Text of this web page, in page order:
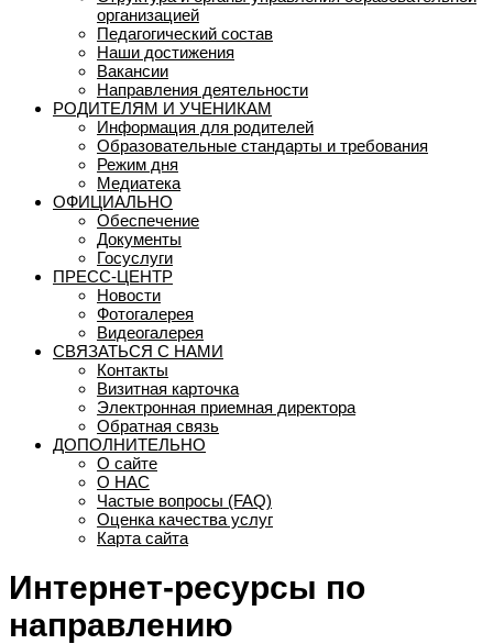
организацией
Педагогический состав
Наши достижения
Вакансии
Направления деятельности
РОДИТЕЛЯМ И УЧЕНИКАМ
Информация для родителей
Образовательные стандарты и требования
Режим дня
Медиатека
ОФИЦИАЛЬНО
Обеспечение
Документы
Госуслуги
ПРЕСС-ЦЕНТР
Новости
Фотогалерея
Видеогалерея
СВЯЗАТЬСЯ С НАМИ
Контакты
Визитная карточка
Электронная приемная директора
Обратная связь
ДОПОЛНИТЕЛЬНО
О сайте
О НАС
Частые вопросы (FAQ)
Оценка качества услуг
Карта сайта
Интернет-ресурсы по
направлению